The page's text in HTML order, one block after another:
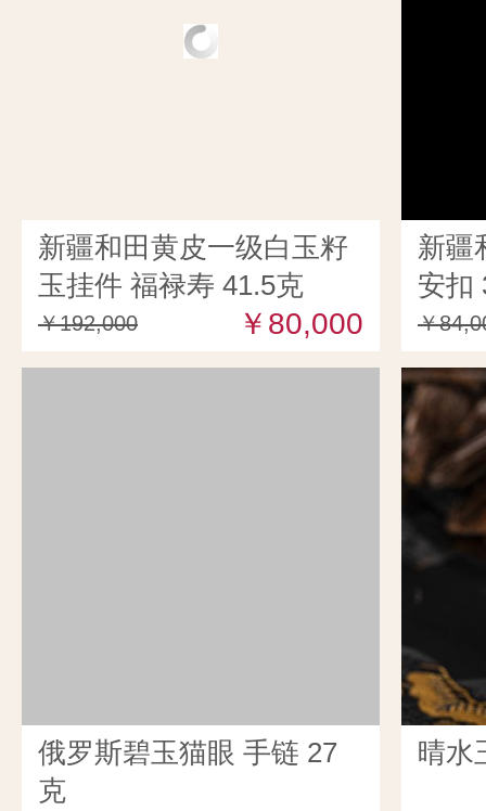
新疆和田黄皮一级白玉籽
玉挂件 福禄寿 41.5克
￥192,000 ￥80,000
新疆
安扣
￥
俄罗斯碧玉猫眼 手链 27
克
晴水